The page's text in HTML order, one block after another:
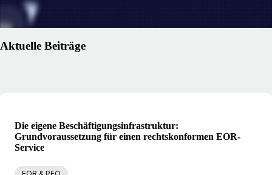
Artikel lesen
Aktuelle Beiträge
Die eigene Beschäftigungsinfrastruktur:
Grundvoraussetzung für einen rechtskonformen EOR-
Service